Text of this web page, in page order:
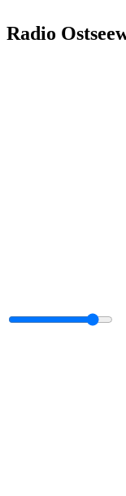
Radio